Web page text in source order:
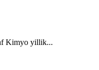
Kimyo yillik...